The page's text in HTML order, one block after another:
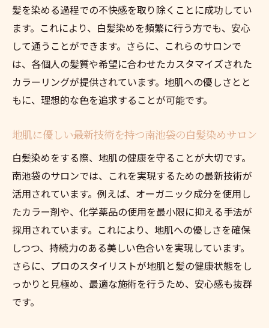
髪を染める過程での不快感を取り除くことに成功してい
ます。これにより、白髪染めを頻繁に行う方でも、安心
して通うことができます。さらに、これらのサロンで
は、各個人の髪質や希望に合わせたカスタマイズされた
カラーリングが提供されています。地肌への優しさとと
もに、理想的な色を追求することが可能です。
地肌に優しい最新技術を持つ南池袋の白髪染めサロン
白髪染めをする際、地肌の健康を守ることが大切です。
南池袋のサロンでは、これを実現するための最新技術が
活用されています。例えば、オーガニック成分を使用し
たカラー剤や、化学薬品の使用を最小限に抑える手法が
採用されています。これにより、地肌への優しさを確保
しつつ、持続力のある美しい色合いを実現しています。
さらに、プロのスタイリストが地肌と髪の健康状態をし
っかりと見極め、最適な施術を行うため、安心感も抜群
です。